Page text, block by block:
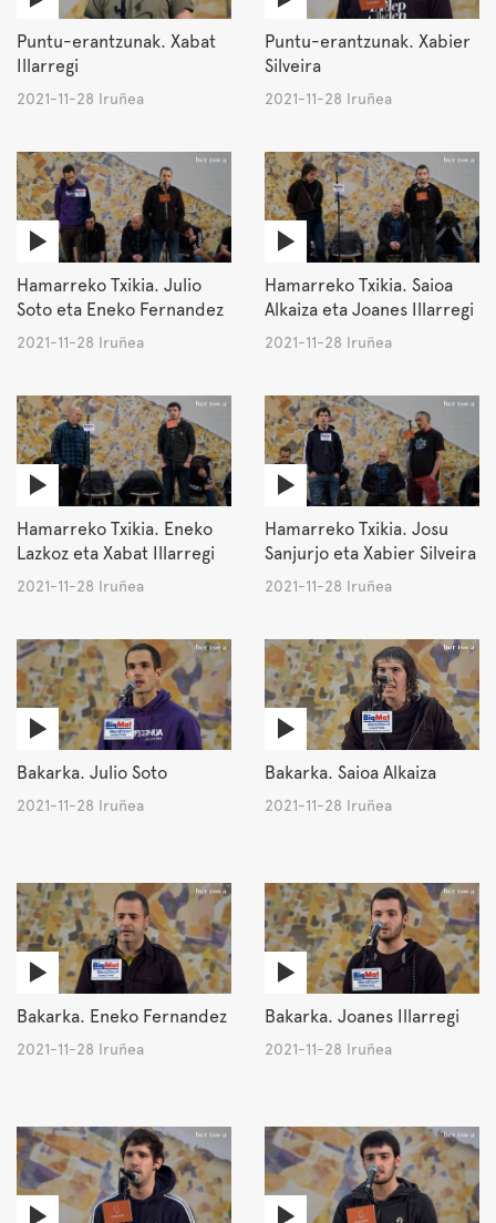
Puntu-erantzunak. Xabat
Illarregi
2021-11-28 Iruñea
Puntu-erantzunak. Xabier
Silveira
2021-11-28 Iruñea
Hamarreko Txikia. Julio
Soto eta Eneko Fernandez
2021-11-28 Iruñea
Hamarreko Txikia. Saioa
Alkaiza eta Joanes Illarregi
2021-11-28 Iruñea
Hamarreko Txikia. Eneko
Lazkoz eta Xabat Illarregi
2021-11-28 Iruñea
Hamarreko Txikia. Josu
Sanjurjo eta Xabier Silveira
2021-11-28 Iruñea
Bakarka. Julio Soto
2021-11-28 Iruñea
Bakarka. Saioa Alkaiza
2021-11-28 Iruñea
Bakarka. Eneko Fernandez
2021-11-28 Iruñea
Bakarka. Joanes Illarregi
2021-11-28 Iruñea